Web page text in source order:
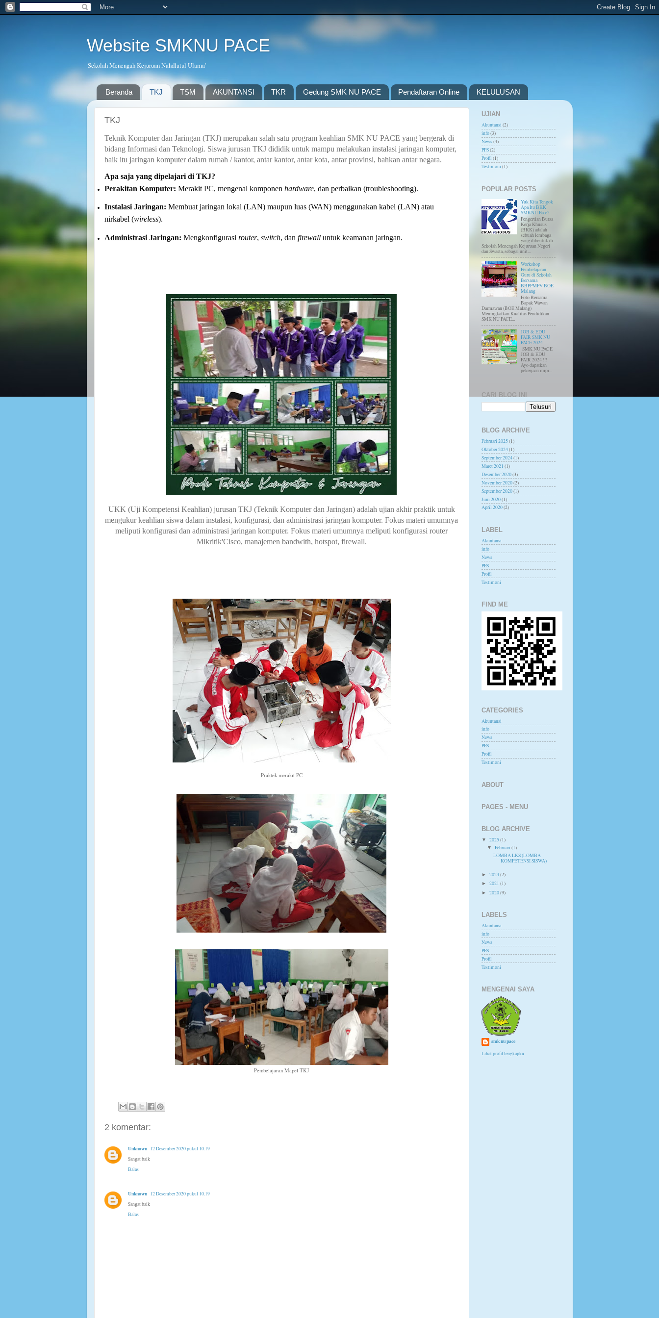
Website SMKNU PACE
Sekolah Menengah Kejuruan Nahdlatul Ulama'
Beranda TKJ TSM AKUNTANSI TKR Gedung SMK NU PACE Pendaftaran Online KELULUSAN
TKJ
Teknik Komputer dan Jaringan (TKJ) merupakan salah satu program keahlian SMK NU PACE yang bergerak di
bidang Informasi dan Teknologi. Siswa jurusan TKJ dididik untuk mampu melakukan instalasi jaringan komputer,
baik itu jaringan komputer dalam rumah / kantor, antar kantor, antar kota, antar provinsi, bahkan antar negara.
Apa saja yang dipelajari di TKJ?
Perakitan Komputer: Merakit PC, mengenal komponen hardware, dan perbaikan (troubleshooting).
Instalasi Jaringan: Membuat jaringan lokal (LAN) maupun luas (WAN) menggunakan kabel (LAN) atau
nirkabel (wireless).
Administrasi Jaringan: Mengkonfigurasi router, switch, dan firewalluntuk keamanan jaringan.
UKK (Uji Kompetensi Keahlian) jurusan TKJ (Teknik Komputer dan Jaringan) adalah ujian akhir praktik untuk
mengukur keahlian siswa dalam instalasi, konfigurasi, dan administrasi jaringan komputer. Fokus materi umumnya
meliputi konfigurasi dan administrasi jaringan komputer. Fokus materi umumnya meliputi konfigurasi router
Mikritik'Cisco, manajemen bandwith, hotspot, firewall.
Praktek merakit PC
Pembelajaran Mapel TKJ
2 komentar:
Unknown 12 Desember 2020 pukul 10.19
Sangat baik
Balas
Unknown 12 Desember 2020 pukul 10.19
Sangat baik
Balas
UJIAN
Akuntansi (2)
info(3)
News(4)
PPS(2)
Profil (1)
Testimoni (1)
POPULAR POSTS
Yuk Kita Tengok
Apa Itu BKK
SMKNU Pace?
Pengertian Bursa
Kerja Khusus
(BKK) adalah
sebuah lembaga
yang dibentuk di
Sekolah Menengah Kejuruan Negeri
dan Swasta, sebagai unit...
Workshop
Pembelajaran
Guru di Sekolah
Bersama
BBPPMPV BOE
Malang
Foto Bersama
Bapak Wawan
Darmawan (BOE Malang)
Meningkatkan Kualitas Pendidikan
SMK NU PACE...
JOB & EDU
FAIR SMK NU
PACE 2024
SMK NU PACE
JOB & EDU
FAIR 2024 !!!
Ayo dapatkan
pekerjaan impi...
CARI BLOG INI
BLOG ARCHIVE
Februari 2025(1)
Oktober 2024(1)
September 2024(1)
Maret 2021 (1)
Desember 2020(3)
November 2020(2)
September 2020(1)
Juni 2020(1)
April 2020(2)
LABEL
Akuntansi
info
News
PPS
Profil
Testimoni
FIND ME
CATEGORIES
Akuntansi
info
News
PPS
Profil
Testimoni
ABOUT
PAGES - MENU
BLOG ARCHIVE
▼ 2025(1)
▼Februari(1)
LOMBA LKS (LOMBA
KOMPETENSI SISWA)
► 2024(2)
► 2021 (1)
► 2020(9)
LABELS
Akuntansi
info
News
PPS
Profil
Testimoni
MENGENAI SAYA
smk nu pace
Lihat profil lengkapku